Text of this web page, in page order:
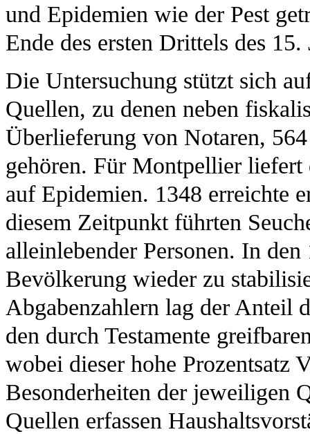
und Epidemien wie der Pest
Ende des ersten Drittels des
Die Untersuchung stützt sich
Quellen, zu denen neben
Überlieferung von Notaren,
gehören. Für Montpellier
auf Epidemien. 1348 erreichte
diesem Zeitpunkt führten
alleinlebender Personen. In
Bevölkerung wieder zu
Abgabenzahlern lag der Anteil
den durch Testamente
wobei dieser hohe Prozentsatz
Besonderheiten der jeweiligen
Quellen erfassen